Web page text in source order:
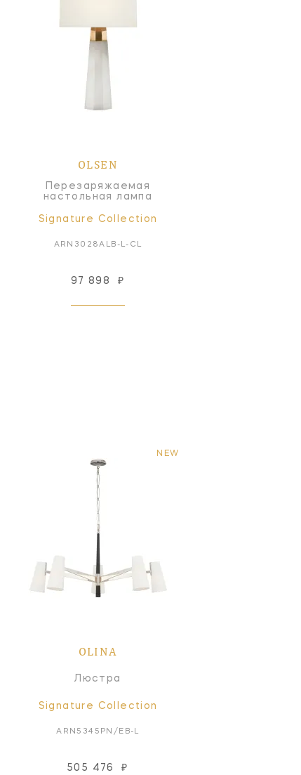
OLSEN
Перезаряжаемая
настольная лампа
Signature Collection
ARN3028ALB-L-CL
97 898 ₽
NEW
OLINA
Люстра
Signature Collection
ARN5345PN/EB-L
505 476 ₽